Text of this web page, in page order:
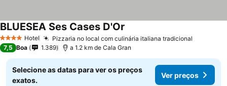
4 EstrelasHotel Pizzaria no local com culinária italiana tradicional
BLUESEA Ses Cases D'Or
7,5 Boa 1.389 a 1.2 km de Cala Gran
Selecione as datas para ver os preços
exatos.
Ver preços